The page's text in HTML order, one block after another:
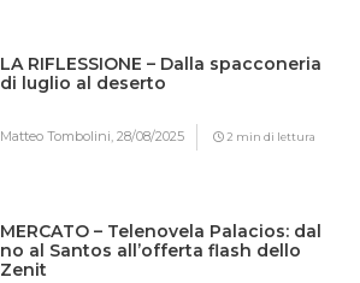
LA RIFLESSIONE – Dalla spacconeria
di luglio al deserto
Matteo Tombolini,28/08/2025 2 min di lettura
MERCATO – Telenovela Palacios: dal
no al Santos all’offerta flash dello
Zenit